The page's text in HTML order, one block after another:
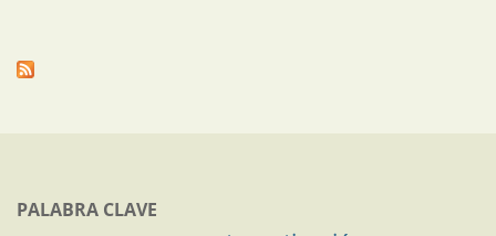
PALABRA CLAVE